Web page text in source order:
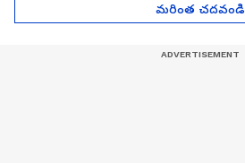
మరింత చదవండి